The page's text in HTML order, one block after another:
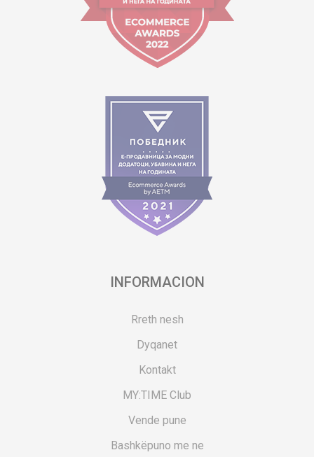
INFORMACION
Rreth nesh
Dyqanet
Kontakt
MY:TIME Club
Vende pune
Bashkëpuno me ne